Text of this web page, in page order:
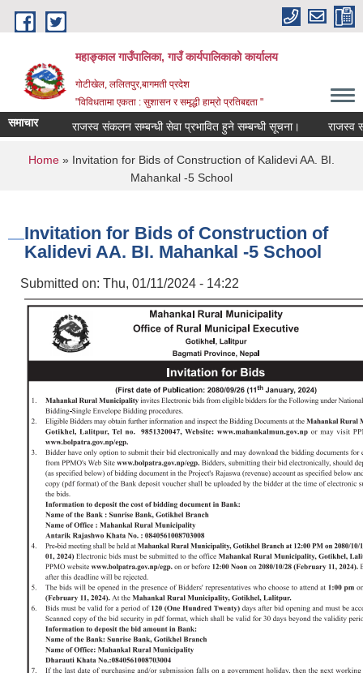
Skip to main content
महाङ्काल गाउँपालिका, गाउँ कार्यपालिकाको कार्यालय
गोटीखेल, ललितपुर,बागमती प्रदेश
"विविधतामा एकता : सुशासन र समृद्धी हाम्रो प्रतिबद्दता "
समाचार राजस्व संकलन सम्बन्धी सेवा प्रभावित हुने सम्बन्धी सूचना। राजस्व
You are here
Home » Invitation for Bids of Construction of Kalidevi AA. BI.
Mahankal -5 School
Invitation for Bids of Construction of
Kalidevi AA. BI. Mahankal -5 School
Submitted on: Thu, 01/11/2024 - 14:22